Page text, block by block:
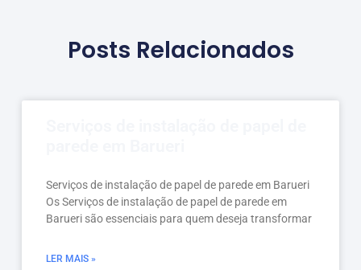
Posts Relacionados
Serviços de instalação de papel de parede em Barueri
Os Serviços de instalação de papel de parede em
Barueri são essenciais para quem deseja transformar
LER MAIS »